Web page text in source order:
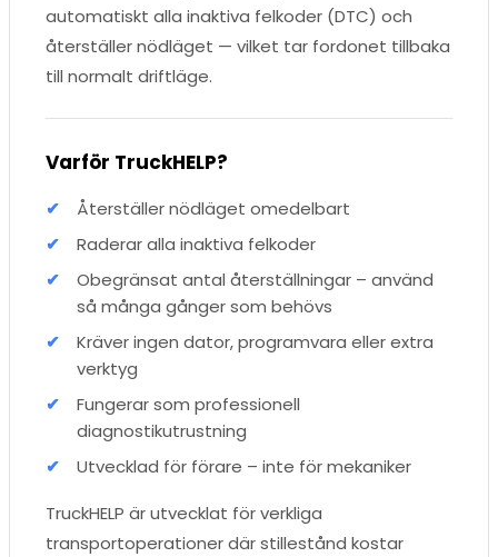
automatiskt alla inaktiva felkoder (DTC) och
återställer nödläget — vilket tar fordonet tillbaka
till normalt driftläge.
Varför TruckHELP?
Återställer nödläget omedelbart
Raderar alla inaktiva felkoder
Obegränsat antal återställningar – använd
så många gånger som behövs
Kräver ingen dator, programvara eller extra
verktyg
Fungerar som professionell
diagnostikutrustning
Utvecklad för förare – inte för mekaniker
TruckHELP är utvecklat för verkliga
transportoperationer där stillestånd kostar